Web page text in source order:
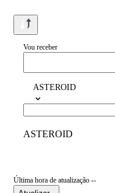
Vou receber
ASTEROID
ASTEROID
Última hora de atualização --